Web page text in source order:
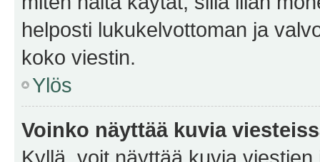
helposti lukukelvottoman ja
koko viestin.
Ylös
Voinko näyttää kuvia